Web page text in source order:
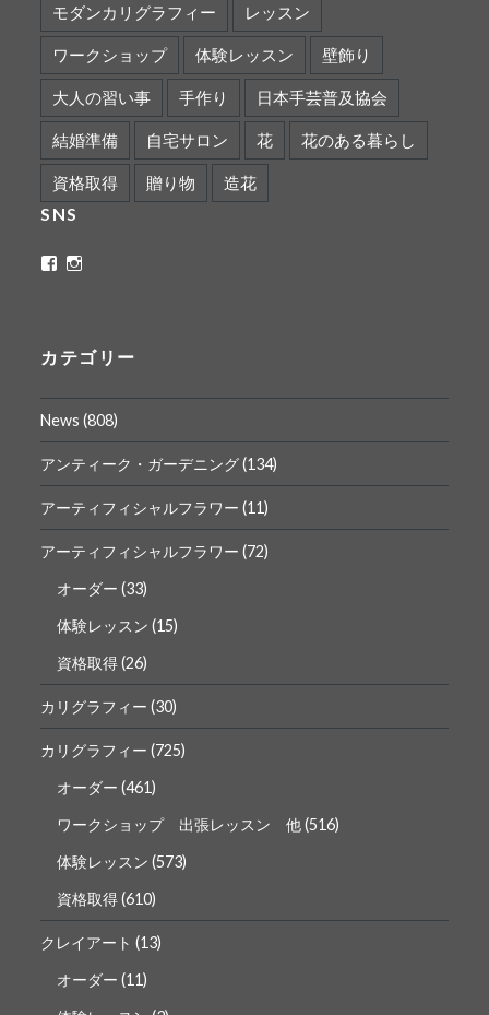
モダンカリグラフィー レッスン
ワークショップ 体験レッスン 壁飾り
大人の習い事 手作り 日本手芸普及協会
結婚準備 自宅サロン 花 花のある暮らし
資格取得 贈り物 造花
SNS
ritaflower.calligraphy
ロ
フ
ー
ル
で
表
示
ロ
フ
ー
ル
で
表
示
カテゴリー
News (808)
アンティーク・ガーデニング(134)
アーティフィシャルフラワー (11)
アーティフィシャルフラワー (72)
オーダー (33)
体験レッスン (15)
資格取得(26)
カリグラフィー (30)
カリグラフィー (725)
オーダー (461)
ワークショップ 出張レッスン 他(516)
体験レッスン (573)
資格取得(610)
クレイアート (13)
オーダー (11)